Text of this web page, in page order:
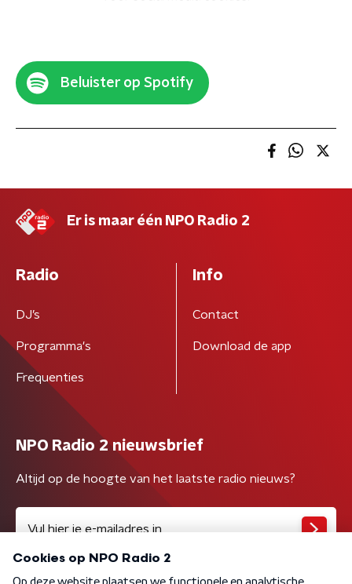
Beluister op Spotify
Er is maar één NPO Radio 2
Radio
DJ’s
Programma's
Frequenties
Info
Contact
Download de app
NPO Radio 2 nieuwsbrief
Altijd op de hoogte van het laatste radio nieuws?